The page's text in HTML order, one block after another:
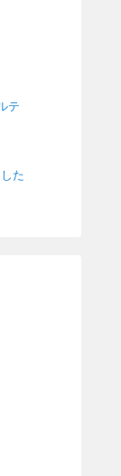
テ
た